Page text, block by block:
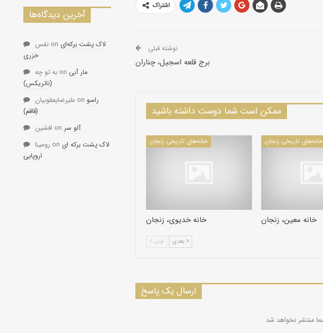
اشتراک
نوشته قبلی
برج قلعه اسجیل، چناران
ممکن است شما دوست داشته باشید
خانه‌های تاریخی زنجان
خانه خدیوی، زنجان
خانه‌های تاریخی زنجان
خانه معین، زنجان
قبلی
ارسال یک پاسخ
آخرین دیدگاه‌ها
نفس on لاک پشت برکه‌ای
خزری
به تو چه on مار آبی
(ناتریکس)
علیرضایعقوبیان on راسو
(قاقم)
افشین on آلو سر
رومینا on لاک پشت برکه ای
اروپایی